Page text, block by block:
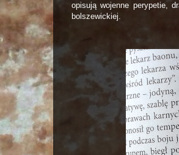
opisują wojenne perypetie,
bolszewickiej.